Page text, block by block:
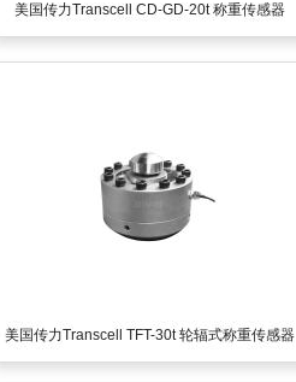
美国传力Transcell CD-GD-20t 称重传感器
美国传力Transcell TFT-30t 轮辐式称重传感器